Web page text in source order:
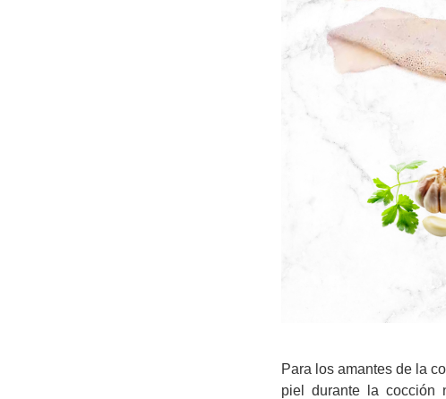
Para los amantes de la
piel durante la cocción